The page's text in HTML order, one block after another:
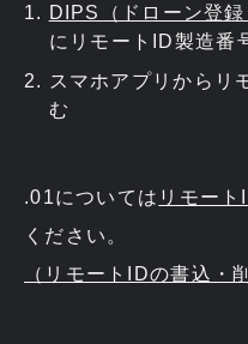
DIPS（ドローン登
にリモートID製造番
スマホアプリからリ
む
.01については リモー
ください。
（リモートIDの書込・